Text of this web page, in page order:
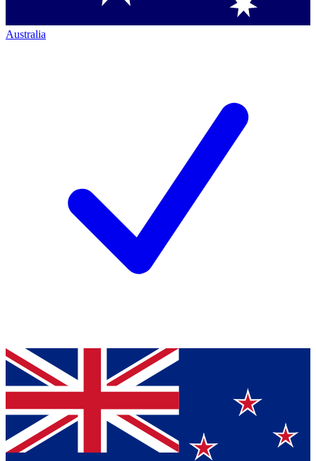
Australia